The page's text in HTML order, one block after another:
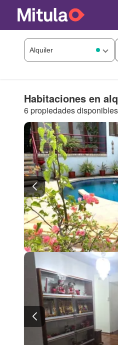
Habitaciones en
6 propiedades disponibles